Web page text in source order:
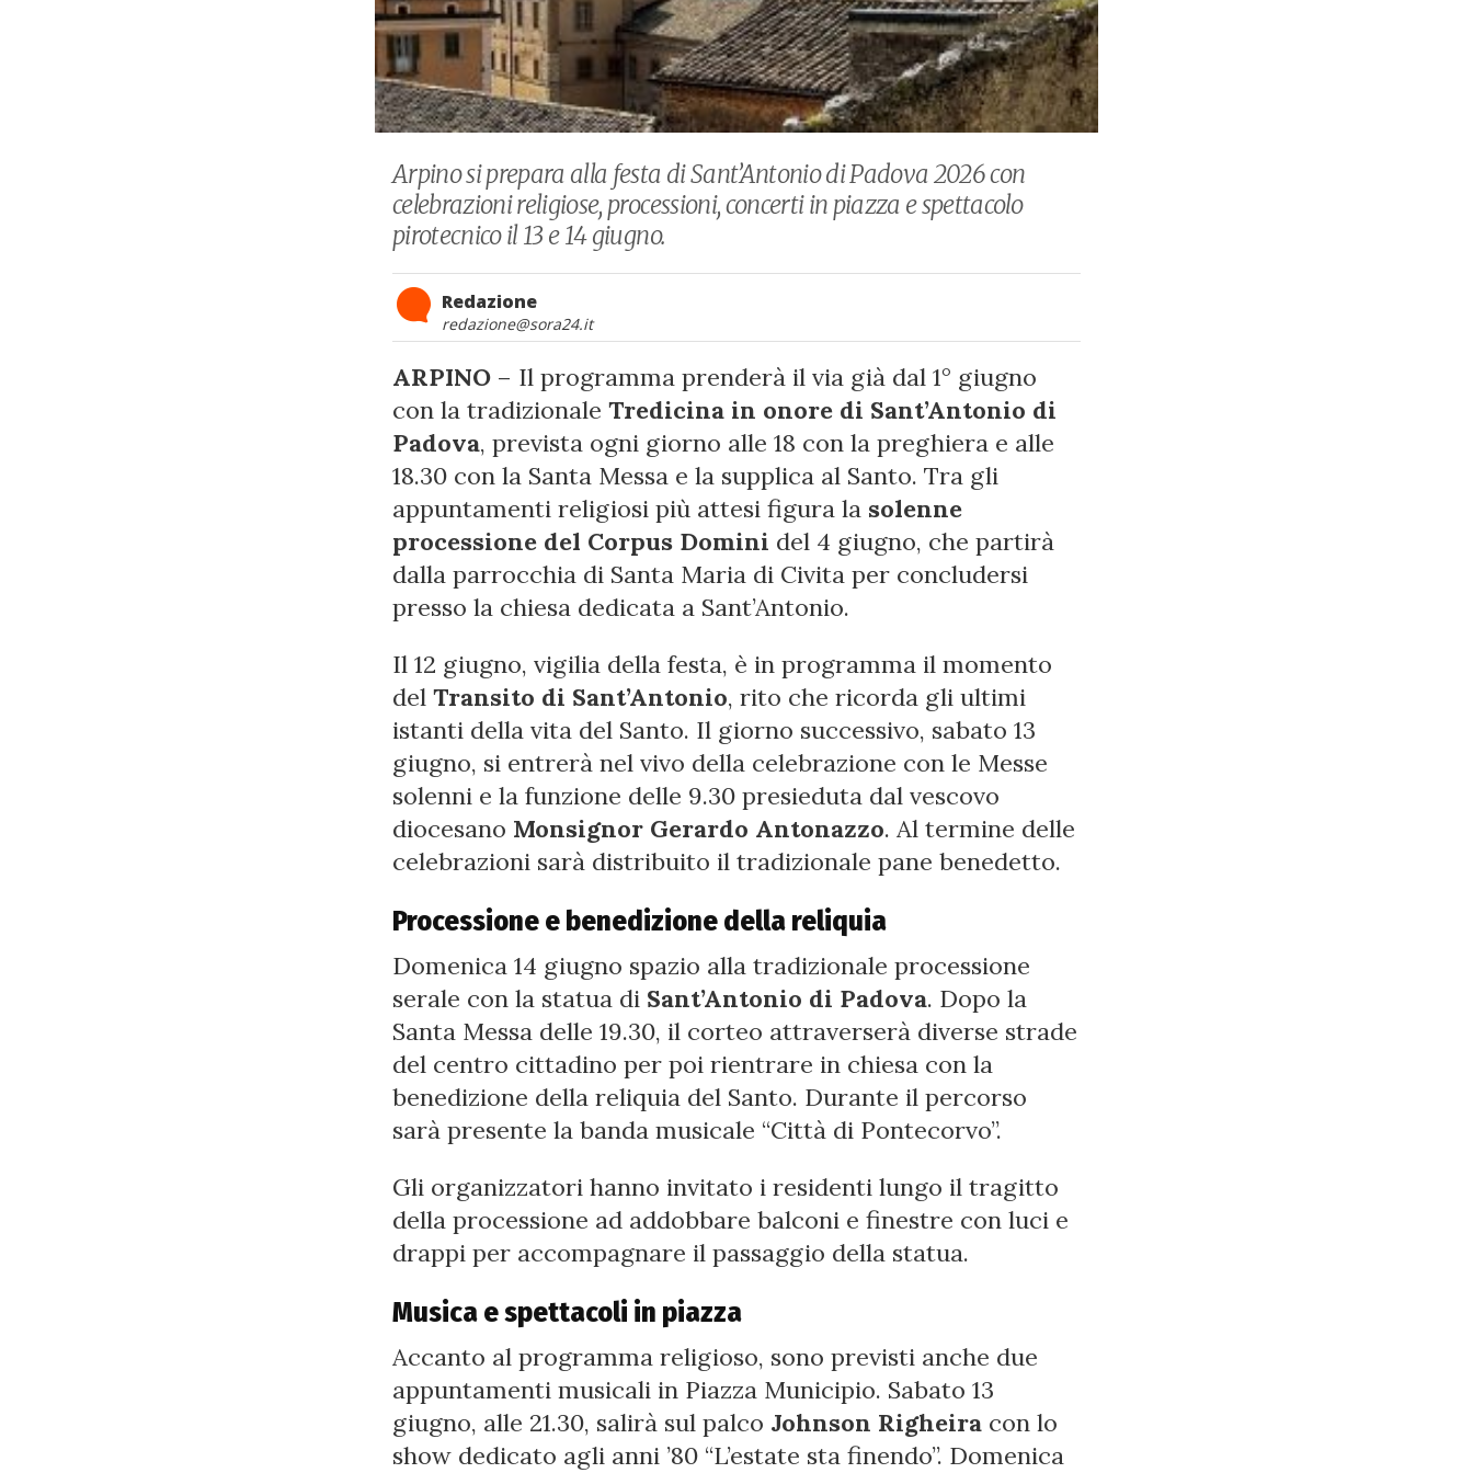
Arpino si prepara alla festa di Sant’Antonio di Padova 2026 con
celebrazioni religiose, processioni, concerti in piazza e spettacolo
pirotecnico il 13 e 14 giugno.
Redazione
redazione@sora24.it
ARPINO – Il programma prenderà il via già dal 1° giugno
con la tradizionale Tredicina in onore di Sant’Antonio di
Padova, prevista ogni giorno alle 18 con la preghiera e alle
18.30 con la Santa Messa e la supplica al Santo. Tra gli
appuntamenti religiosi più attesi figura la solenne
processione del Corpus Domini del 4 giugno, che partirà
dalla parrocchia di Santa Maria di Civita per concludersi
presso la chiesa dedicata a Sant’Antonio.
Il 12 giugno, vigilia della festa, è in programma il momento
del Transito di Sant’Antonio, rito che ricorda gli ultimi
istanti della vita del Santo. Il giorno successivo, sabato 13
giugno, si entrerà nel vivo della celebrazione con le Messe
solenni e la funzione delle 9.30 presieduta dal vescovo
diocesano Monsignor Gerardo Antonazzo. Al termine delle
celebrazioni sarà distribuito il tradizionale pane benedetto.
Processione e benedizione della reliquia
Domenica 14 giugno spazio alla tradizionale processione
serale con la statua di Sant’Antonio di Padova. Dopo la
Santa Messa delle 19.30, il corteo attraverserà diverse strade
del centro cittadino per poi rientrare in chiesa con la
benedizione della reliquia del Santo. Durante il percorso
sarà presente la banda musicale “Città di Pontecorvo”.
Gli organizzatori hanno invitato i residenti lungo il tragitto
della processione ad addobbare balconi e finestre con luci e
drappi per accompagnare il passaggio della statua.
Musica e spettacoli in piazza
Accanto al programma religioso, sono previsti anche due
appuntamenti musicali in Piazza Municipio. Sabato 13
giugno, alle 21.30, salirà sul palco Johnson Righeira con lo
show dedicato agli anni ’80 “L’estate sta finendo”. Domenica